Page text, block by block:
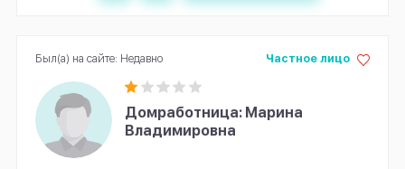
Домработница: Марина
Владимировна
Частное лицо
Был(а) на сайте: Недавно